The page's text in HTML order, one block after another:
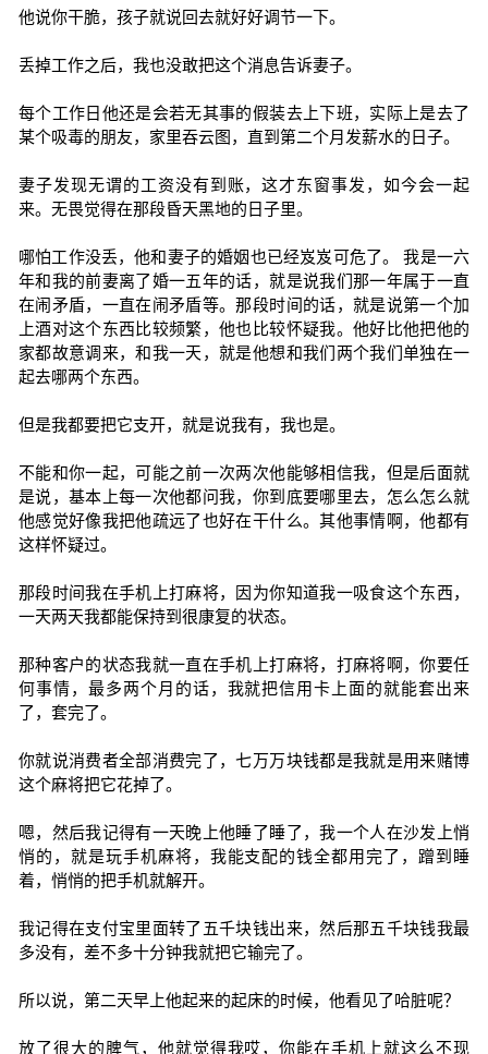
他说你干脆，孩子就说回去就好好调节一下。
丢掉工作之后，我也没敢把这个消息告诉妻子。
每个工作日他还是会若无其事的假装去上下班，实际上是去了
某个吸毒的朋友，家里吞云图，直到第二个月发薪水的日子。
妻子发现无谓的工资没有到账，这才东窗事发，如今会一起
来。无畏觉得在那段昏天黑地的日子里。
哪怕工作没丢，他和妻子的婚姻也已经岌岌可危了。 我是一六
年和我的前妻离了婚一五年的话，就是说我们那一年属于一直
在闹矛盾，一直在闹矛盾等。那段时间的话，就是说第一个加
上酒对这个东西比较频繁，他也比较怀疑我。他好比他把他的
家都故意调来，和我一天，就是他想和我们两个我们单独在一
起去哪两个东西。
但是我都要把它支开，就是说我有，我也是。
不能和你一起，可能之前一次两次他能够相信我，但是后面就
是说，基本上每一次他都问我，你到底要哪里去，怎么怎么就
他感觉好像我把他疏远了也好在干什么。其他事情啊，他都有
这样怀疑过。
那段时间我在手机上打麻将，因为你知道我一吸食这个东西，
一天两天我都能保持到很康复的状态。
那种客户的状态我就一直在手机上打麻将，打麻将啊，你要任
何事情，最多两个月的话，我就把信用卡上面的就能套出来
了，套完了。
你就说消费者全部消费完了，七万万块钱都是我就是用来赌博
这个麻将把它花掉了。
嗯，然后我记得有一天晚上他睡了睡了，我一个人在沙发上悄
悄的，就是玩手机麻将，我能支配的钱全都用完了，蹭到睡
着，悄悄的把手机就解开。
我记得在支付宝里面转了五千块钱出来，然后那五千块钱我最
多没有，差不多十分钟我就把它输完了。
所以说，第二天早上他起来的起床的时候，他看见了哈脏呢？
放了很大的脾气，他就觉得我哎，你能在手机上就这么不现